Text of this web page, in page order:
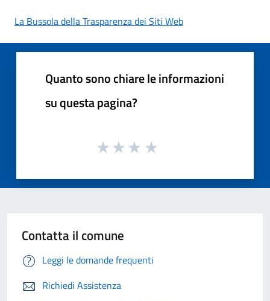
La Bussola della Trasparenza dei Siti Web
Quanto sono chiare le informazioni
su questa pagina?
Contatta il comune
Leggi le domande frequenti
Richiedi Assistenza